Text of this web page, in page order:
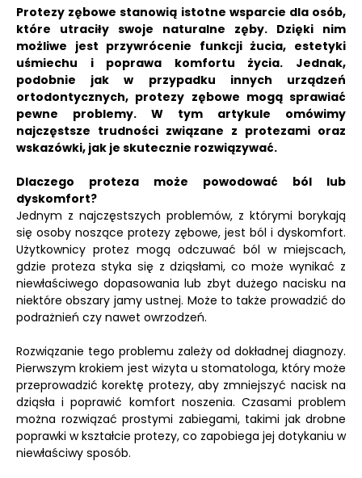
Protezy zębowe stanowią istotne wsparcie dla osób,
które utraciły swoje naturalne zęby. Dzięki nim
możliwe jest przywrócenie funkcji żucia, estetyki
uśmiechu i poprawa komfortu życia. Jednak,
podobnie jak w przypadku innych urządzeń
ortodontycznych, protezy zębowe mogą sprawiać
pewne problemy. W tym artykule omówimy
najczęstsze trudności związane z protezami oraz
wskazówki, jak je skutecznie rozwiązywać.
Dlaczego proteza może powodować ból lub
dyskomfort?
Jednym z najczęstszych problemów, z którymi borykają
się osoby noszące protezy zębowe, jest ból i dyskomfort.
Użytkownicy protez mogą odczuwać ból w miejscach,
gdzie proteza styka się z dziąsłami, co może wynikać z
niewłaściwego dopasowania lub zbyt dużego nacisku na
niektóre obszary jamy ustnej. Może to także prowadzić do
podrażnień czy nawet owrzodzeń.
Rozwiązanie tego problemu zależy od dokładnej diagnozy.
Pierwszym krokiem jest wizyta u stomatologa, który może
przeprowadzić korektę protezy, aby zmniejszyć nacisk na
dziąsła i poprawić komfort noszenia. Czasami problem
można rozwiązać prostymi zabiegami, takimi jak drobne
poprawki w kształcie protezy, co zapobiega jej dotykaniu w
niewłaściwy sposób.